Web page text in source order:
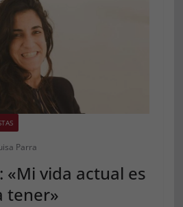
Parra
«Mi vida actual es
tener»